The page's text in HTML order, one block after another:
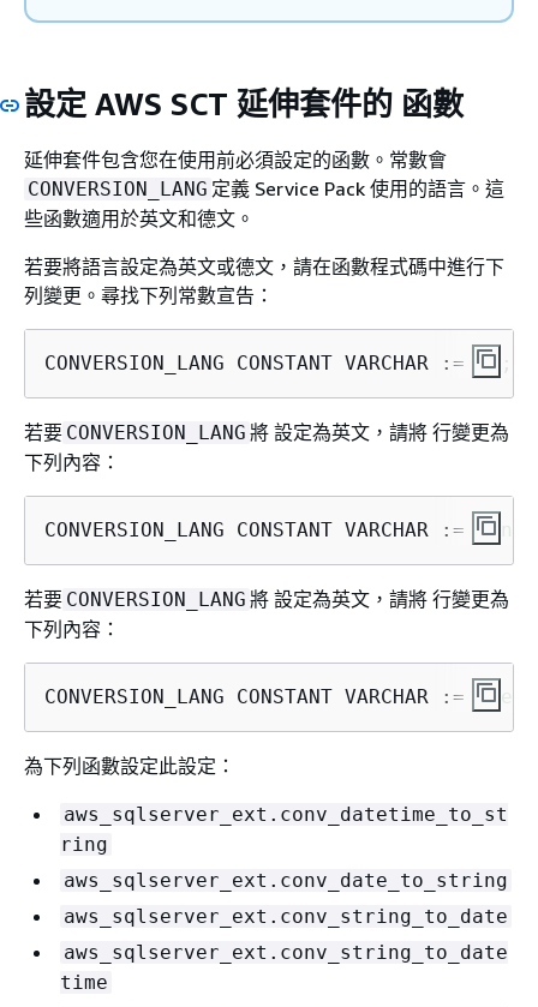
設定 AWS SCT 延伸套件的 函數
延伸套件包含您在使用前必須設定的函數。常數會
CONVERSION_LANG 定義 Service Pack 使用的語言。這
些函數適用於英文和德文。
若要將語言設定為英文或德文，請在函數程式碼中進行下
列變更。尋找下列常數宣告：
CONVERSION_LANG CONSTANT VARCHAR := ''
若要 CONVERSION_LANG 將 設定為英文，請將 行變更為
下列內容：
CONVERSION_LANG CONSTANT VARCHAR :=
若要 CONVERSION_LANG 將 設定為英文，請將 行變更為
下列內容：
CONVERSION_LANG CONSTANT VARCHAR :=
為下列函數設定此設定：
aws_sqlserver_ext.conv_datetime_to_st
ring
aws_sqlserver_ext.conv_date_to_string
aws_sqlserver_ext.conv_string_to_date
aws_sqlserver_ext.conv_string_to_date
time